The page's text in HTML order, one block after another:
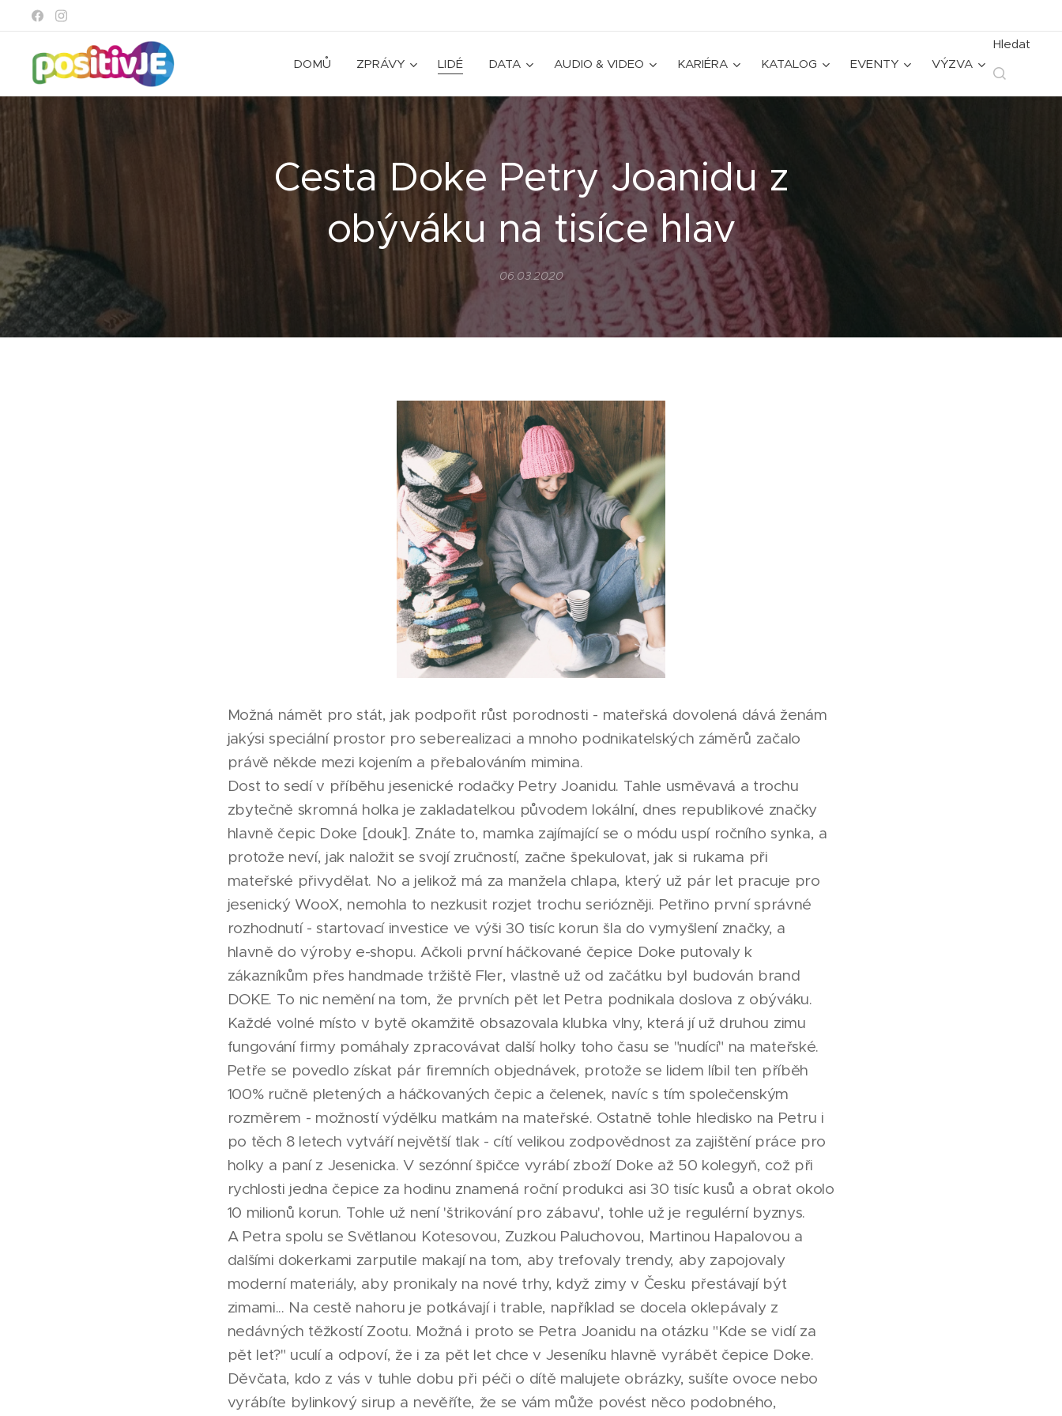
DOMŮ ZPRÁVY LIDÉ DATA AUDIO & VIDEO KARIÉRA KATALOG EVENTY VÝZVA
Hledat
Cesta Doke Petry Joanidu z
obýváku na tisíce hlav
06.03.2020
Možná námět pro stát, jak podpořit růst porodnosti - mateřská dovolená dává ženám
jakýsi speciální prostor pro seberealizaci a mnoho podnikatelských záměrů začalo
právě někde mezi kojením a přebalováním mimina.
Dost to sedí v příběhu jesenické rodačky Petry Joanidu. Tahle usměvavá a trochu
zbytečně skromná holka je zakladatelkou původem lokální, dnes republikové značky
hlavně čepic Doke [douk]. Znáte to, mamka zajímající se o módu uspí ročního synka, a
protože neví, jak naložit se svojí zručností, začne špekulovat, jak si rukama při
mateřské přivydělat. No a jelikož má za manžela chlapa, který už pár let pracuje pro
jesenický WooX, nemohla to nezkusit rozjet trochu seriózněji. Petřino první správné
rozhodnutí - startovací investice ve výši 30 tisíc korun šla do vymyšlení značky, a
hlavně do výroby e-shopu. Ačkoli první háčkované čepice Doke putovaly k
zákazníkům přes handmade tržiště Fler, vlastně už od začátku byl budován brand
DOKE. To nic nemění na tom, že prvních pět let Petra podnikala doslova z obýváku.
Každé volné místo v bytě okamžitě obsazovala klubka vlny, která jí už druhou zimu
fungování firmy pomáhaly zpracovávat další holky toho času se "nudící" na mateřské.
Petře se povedlo získat pár firemních objednávek, protože se lidem líbil ten příběh
100% ručně pletených a háčkovaných čepic a čelenek, navíc s tím společenským
rozměrem - možností výdělku matkám na mateřské. Ostatně tohle hledisko na Petru i
po těch 8 letech vytváří největší tlak - cítí velikou zodpovědnost za zajištění práce pro
holky a paní z Jesenicka. V sezónní špičce vyrábí zboží Doke až 50 kolegyň, což při
rychlosti jedna čepice za hodinu znamená roční produkci asi 30 tisíc kusů a obrat okolo
10 milionů korun. Tohle už není 'štrikování pro zábavu', tohle už je regulérní byznys.
A Petra spolu se Světlanou Kotesovou, Zuzkou Paluchovou, Martinou Hapalovou a
dalšími dokerkami zarputile makají na tom, aby trefovaly trendy, aby zapojovaly
moderní materiály, aby pronikaly na nové trhy, když zimy v Česku přestávají být
zimami... Na cestě nahoru je potkávají i trable, například se docela oklepávaly z
nedávných těžkostí Zootu. Možná i proto se Petra Joanidu na otázku "Kde se vidí za
pět let?" uculí a odpoví, že i za pět let chce v Jeseníku hlavně vyrábět čepice Doke.
Děvčata, kdo z vás v tuhle dobu při péči o dítě malujete obrázky, sušíte ovoce nebo
vyrábíte bylinkový sirup a nevěříte, že se vám může povést něco podobného,